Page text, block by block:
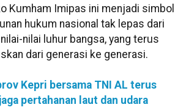
Kumham Imipas ini menjadi simbol
hukum nasional tak lepas dari
nilai luhur bangsa, yang terus
dari generasi ke generasi.
Kepri bersama TNI AL terus
pertahanan laut dan udara